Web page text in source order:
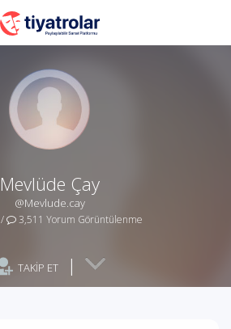
Mevlüde Çay
@Mevlude.cay
/ 3,511 Yorum Görüntülenme
TAKİP ET |